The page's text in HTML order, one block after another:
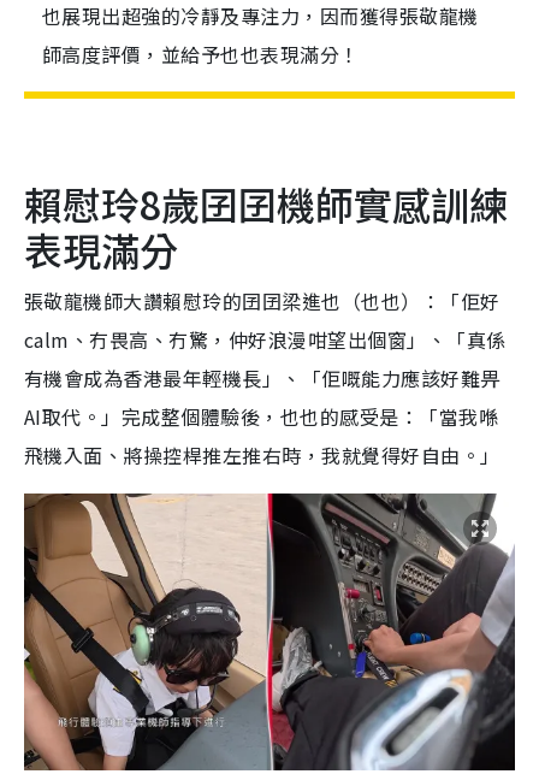
也展現出超強的冷靜及專注力，因而獲得張敬龍機
師高度評價，並給予也也表現滿分！
賴慰玲8歲囝囝機師實感訓練
表現滿分
張敬龍機師大讚賴慰玲的囝囝梁進也（也也）：「佢好
calm、冇畏高、冇驚，仲好浪漫咁望出個窗」、「真係
有機會成為香港最年輕機長」、「佢嘅能力應該好難畀
AI取代。」完成整個體驗後，也也的感受是：「當我喺
飛機入面、將操控桿推左推右時，我就覺得好自由。」